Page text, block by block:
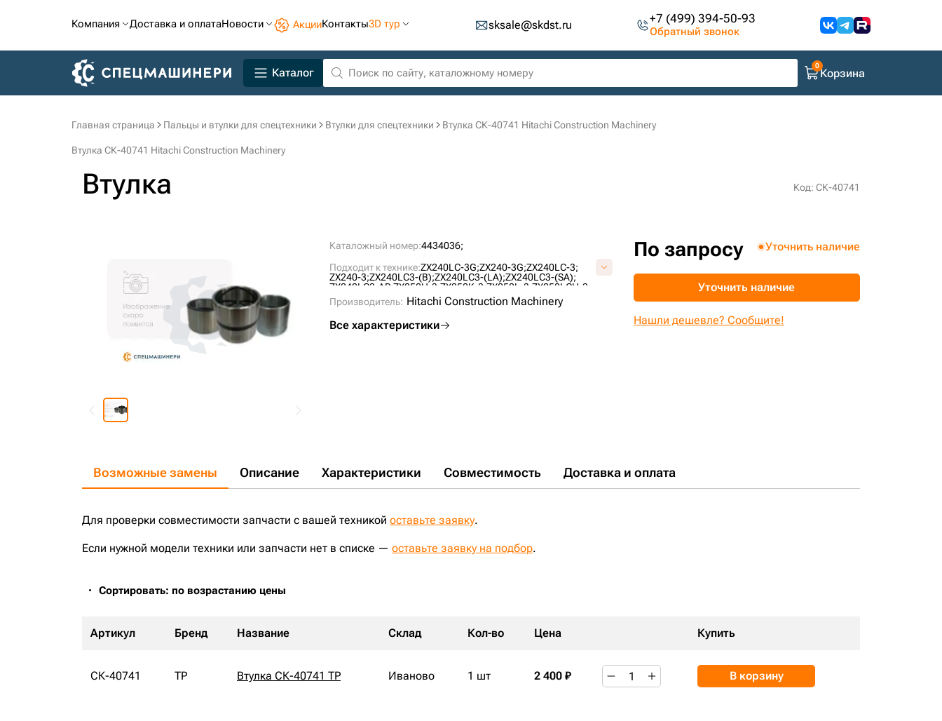
Компания Доставка и оплатаНовости АкцииКонтакты3D тур sksale@skdst.ru +7 (499) 394-50-93
Обратный звонок
Каталог Корзина
Главная страница Пальцы и втулки для спецтехники Втулки для спецтехники Втулка СК-40741 Hitachi Construction Machinery
Втулка СК-40741 Hitachi Construction Machinery
Втулка Код: СК-40741
Каталожный номер:4434036;
Подходит к технике:ZX240LC-3G;ZX240-3G;ZX240LC-3;
ZX240-3;ZX240LC3-(B);ZX240LC3-(LA);ZX240LC3-(SA);
ZX240LC3-AP;ZX250H-3;ZX250K-3;ZX250L-3;ZX250LCH-3;
ZX250LCK-3;
ZX450-3; ZX450LD-3;EX220-5;ZX230;ZX230LC;
ZX230LCLA;ZX230LCSA;ZX240H;ZX240LCH;ZX240LCK;
ZX240;
Производитель: Hitachi Construction Machinery
Все характеристики
По запросу Уточнить наличие
Уточнить наличие
Нашли дешевле? Сообщите!
Возможные замены Описание Характеристики Совместимость Доставка и оплата
Для проверки совместимости запчасти с вашей техникой оставьте заявку.
Если нужной модели техники или запчасти нет в списке — оставьте заявку на подбор.
Сортировать: по возрастанию цены
Артикул Бренд Название Склад Кол-во Цена Купить
СК-40741 TP Втулка СК-40741 TP Иваново 1 шт 2 400 ₽ В корзину